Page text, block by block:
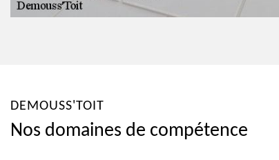
DEMOUSS'TOIT
Nos domaines de compétence